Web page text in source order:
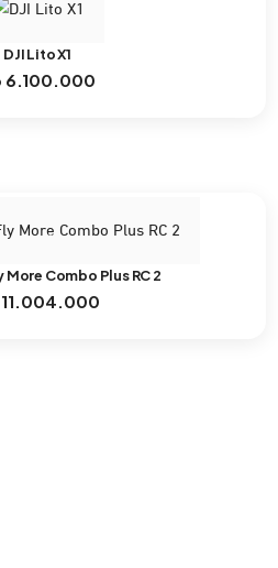
DJI Lito X1
6.100.000
More Combo Plus RC 2
11.004.000